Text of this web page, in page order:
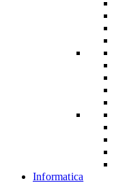
Informatica